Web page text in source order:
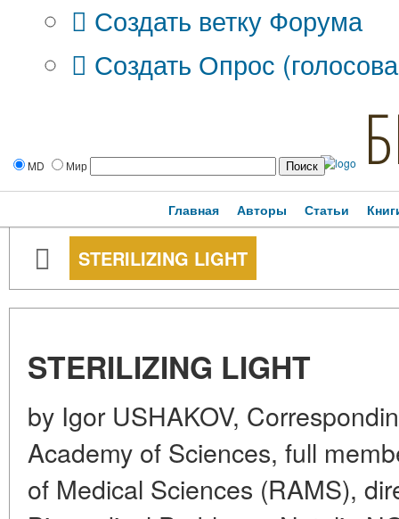
Создать ветку Форума
Создать Опрос
MD Мир
Главная Авторы Статьи
STERILIZING LIGHT
STERILIZING LIGHT
by Igor USHAKOV,
Academy of Sciences, full
of Medical Sciences (RAMS),